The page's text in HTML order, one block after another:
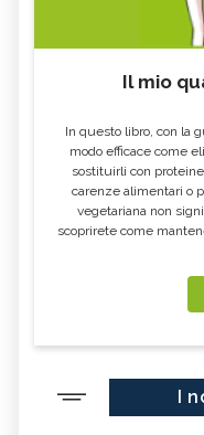
Il mio
In questo libro, con la
modo efficace come
sostituirli con
carenze alimentari o
vegetariana non
scoprirete come
I